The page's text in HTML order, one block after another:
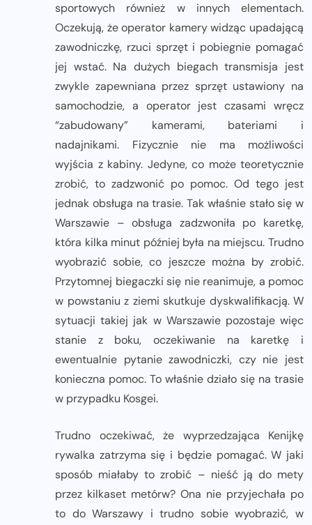
sportowych również w innych elementach.
Oczekują, że operator kamery widząc upadającą
zawodniczkę, rzuci sprzęt i pobiegnie pomagać
jej wstać. Na dużych biegach transmisja jest
zwykle zapewniana przez sprzęt ustawiony na
samochodzie, a operator jest czasami wręcz
“zabudowany” kamerami, bateriami i
nadajnikami. Fizycznie nie ma możliwości
wyjścia z kabiny. Jedyne, co może teoretycznie
zrobić, to zadzwonić po pomoc. Od tego jest
jednak obsługa na trasie. Tak właśnie stało się w
Warszawie – obsługa zadzwoniła po karetkę,
która kilka minut później była na miejscu. Trudno
wyobrazić sobie, co jeszcze można by zrobić.
Przytomnej biegaczki się nie reanimuje, a pomoc
w powstaniu z ziemi skutkuje dyskwalifikacją. W
sytuacji takiej jak w Warszawie pozostaje więc
stanie z boku, oczekiwanie na karetkę i
ewentualnie pytanie zawodniczki, czy nie jest
konieczna pomoc. To właśnie działo się na trasie
w przypadku Kosgei.
Trudno oczekiwać, że wyprzedzająca Kenijkę
rywalka zatrzyma się i będzie pomagać. W jaki
sposób miałaby to zrobić – nieść ją do mety
przez kilkaset metórw? Ona nie przyjechała po
to do Warszawy i trudno sobie wyobrazić, w